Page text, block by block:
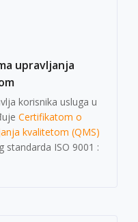
upravljanja
korisnika usluga u
Certifikatom o
kvalitetom (QMS)
ISO 9001 :